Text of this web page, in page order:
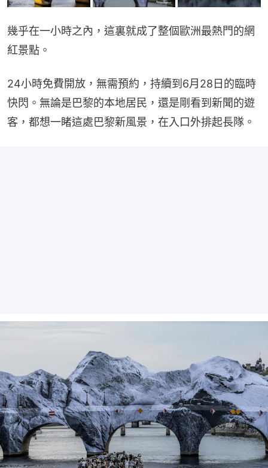
幾乎在一小時之內，這裏就成了整個歐洲最熱門的網
紅景點。
24小時免費開放，無需預約，持續到6月28日的臨時
快閃。無論是巴黎的本地居民，還是剛看到新聞的遊
客，都想一睹這處巴黎新風景，在入口外排起長隊。